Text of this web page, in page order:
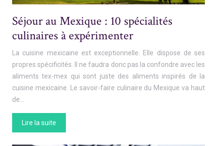
Séjour au Mexique : 10 spécialités
culinaires à expérimenter
La cuisine mexicaine est exceptionnelle. Elle dispose de ses
propres spécificités. Il ne faudra donc pas la confondre avec les
aliments tex-mex qui sont juste des aliments inspirés de la
cuisine mexicaine. Le savoir-faire culinaire du Mexique va haut
de…
Lire la suite